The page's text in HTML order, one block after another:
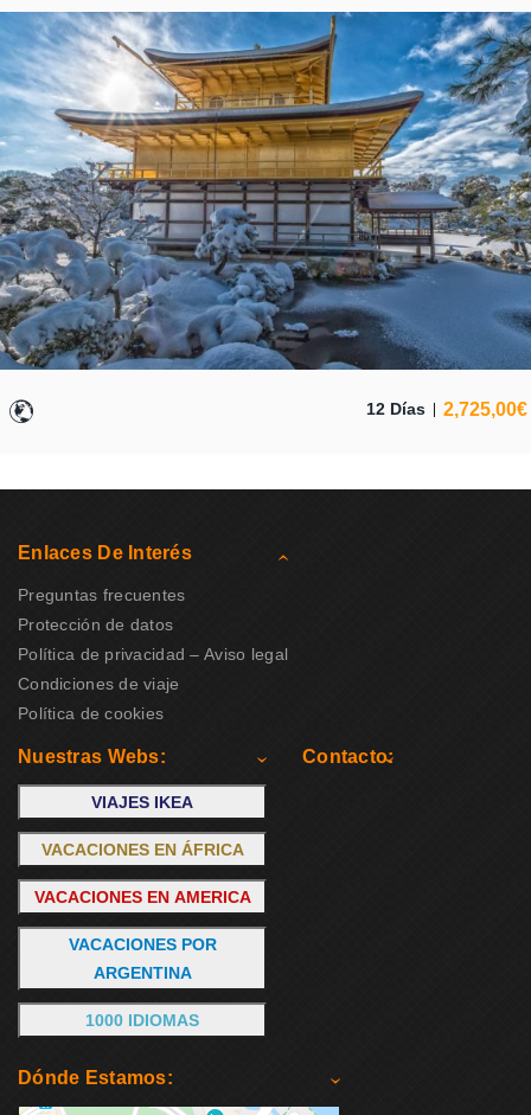
12 Días 2,725,00€
Enlaces De Interés
Preguntas frecuentes
Protección de datos
Política de privacidad – Aviso legal
Condiciones de viaje
Política de cookies
Nuestras Webs:
VIAJES IKEA
VACACIONES EN ÁFRICA
VACACIONES EN AMERICA
VACACIONES POR
ARGENTINA
1000 IDIOMAS
Contacto:
Dónde Estamos: